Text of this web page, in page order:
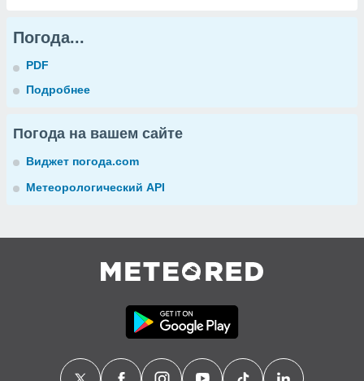
Погода...
PDF
Подробнее
Погода на вашем сайте
Виджет погода.com
Метеорологический API